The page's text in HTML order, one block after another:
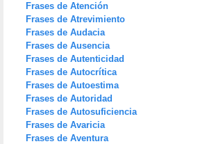
Frases de Atención
Frases de Atrevimiento
Frases de Audacia
Frases de Ausencia
Frases de Autenticidad
Frases de Autocrítica
Frases de Autoestima
Frases de Autoridad
Frases de Autosuficiencia
Frases de Avaricia
Frases de Aventura